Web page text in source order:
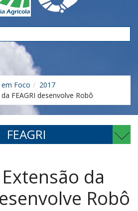
em Foco
2017
FEAGRI desenvolve Robô
FEAGRI
da
Robô